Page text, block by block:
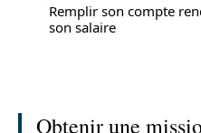
Remplir son compte
son salaire
Obtenir une